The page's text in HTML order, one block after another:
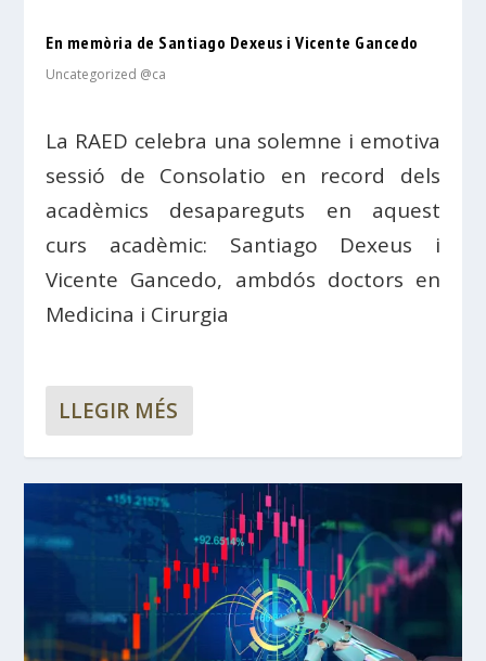
En memòria de Santiago Dexeus i Vicente Gancedo
Uncategorized @ca
La RAED celebra una solemne i emotiva
sessió de Consolatio en record dels
acadèmics desapareguts en aquest
curs acadèmic: Santiago Dexeus i
Vicente Gancedo, ambdós doctors en
Medicina i Cirurgia
LLEGIR MÉS